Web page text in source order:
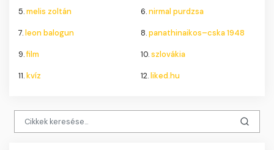
5.melis zoltán 6.nirmal purdzsa
7.leon balogun 8.panathinaikos–cska 1948
9.film 10.szlovákia
11.kvíz 12.liked.hu